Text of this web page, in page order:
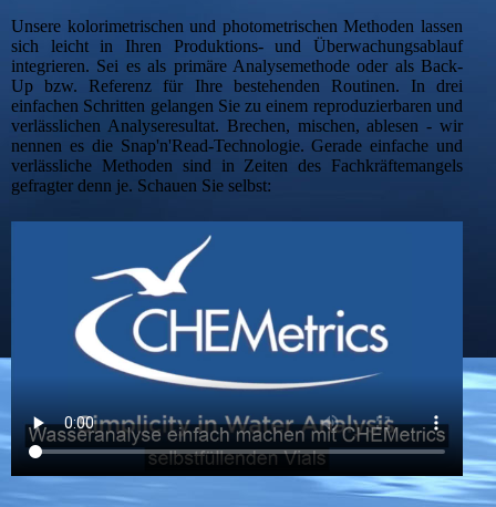
Unsere kolorimetrischen und photometrischen Methoden lassen
sich leicht in Ihren Produktions- und Überwachungsablauf
integrieren. Sei es als primäre Analysemethode oder als Back-
Up bzw. Referenz für Ihre bestehenden Routinen. In drei
einfachen Schritten gelangen Sie zu einem reproduzierbaren und
verlässlichen Analyseresultat. Brechen, mischen, ablesen - wir
nennen es die Snap'n'Read-Technologie. Gerade einfache und
verlässliche Methoden sind in Zeiten des Fachkräftemangels
gefragter denn je. Schauen Sie selbst: